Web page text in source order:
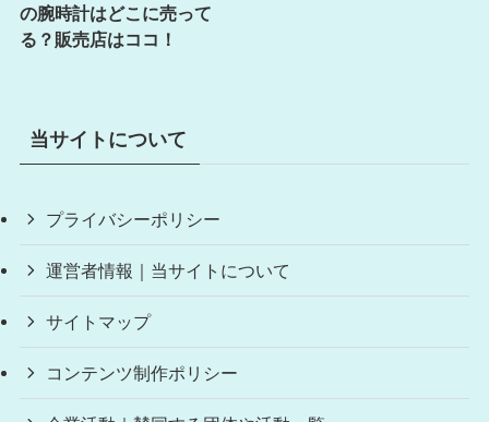
の腕時計はどこに売って
る？販売店はココ！
当サイトについて
プライバシーポリシー
運営者情報｜当サイトについて
サイトマップ
コンテンツ制作ポリシー